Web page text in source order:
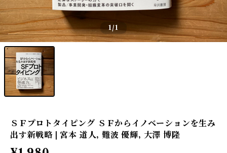
1/1
ＳＦプロトタイピング ＳＦからイノベーションを生み
出す新戦略 | 宮本 道人, 難波 優輝, 大澤 博隆